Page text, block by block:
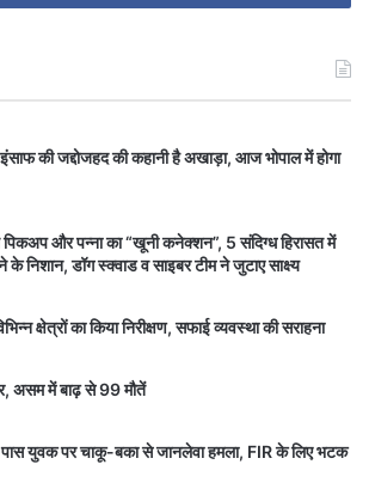
की जद्दोजहद की कहानी है अखाड़ा, आज भोपाल में होगा
और पन्ना का “खूनी कनेक्शन”, 5 संदिग्ध हिरासत में
निशान, डॉग स्क्वाड व साइबर टीम ने जुटाए साक्ष्य
क्षेत्रों का किया निरीक्षण, सफाई व्यवस्था की सराहना
असम में बाढ़ से 99 मौतें
युवक पर चाकू-बका से जानलेवा हमला, FIR के लिए भटक